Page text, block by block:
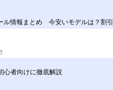
ル情報まとめ 今安いモデルは？割
心者向けに徹底解説